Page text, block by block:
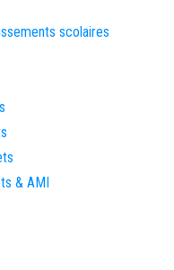
scolaires
& AMI